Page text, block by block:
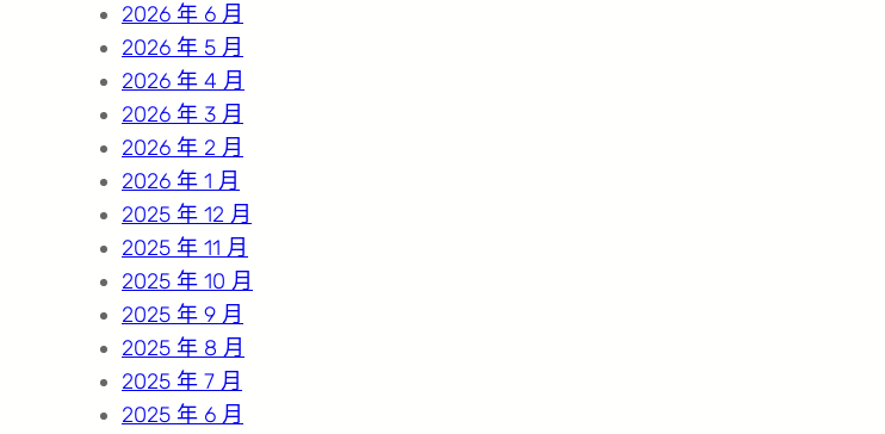
2026 年 6 月
2026 年 5 月
2026 年 4 月
2026 年 3 月
2026 年 2 月
2026 年 1 月
2025 年 12 月
2025 年 11 月
2025 年 10 月
2025 年 9 月
2025 年 8 月
2025 年 7 月
2025 年 6 月